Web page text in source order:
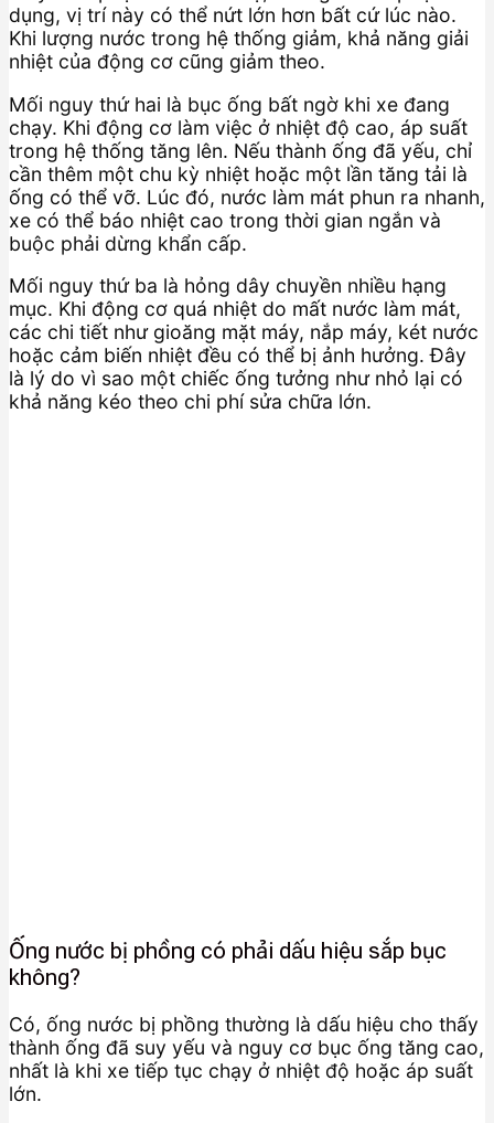
dụng, vị trí này có thể nứt lớn hơn bất cứ lúc nào.
Khi lượng nước trong hệ thống giảm, khả năng giải
nhiệt của động cơ cũng giảm theo.
Mối nguy thứ hai là bục ống bất ngờ khi xe đang
chạy. Khi động cơ làm việc ở nhiệt độ cao, áp suất
trong hệ thống tăng lên. Nếu thành ống đã yếu, chỉ
cần thêm một chu kỳ nhiệt hoặc một lần tăng tải là
ống có thể vỡ. Lúc đó, nước làm mát phun ra nhanh,
xe có thể báo nhiệt cao trong thời gian ngắn và
buộc phải dừng khẩn cấp.
Mối nguy thứ ba là hỏng dây chuyền nhiều hạng
mục. Khi động cơ quá nhiệt do mất nước làm mát,
các chi tiết như gioăng mặt máy, nắp máy, két nước
hoặc cảm biến nhiệt đều có thể bị ảnh hưởng. Đây
là lý do vì sao một chiếc ống tưởng như nhỏ lại có
khả năng kéo theo chi phí sửa chữa lớn.
Ống nước bị phồng có phải dấu hiệu sắp bục
không?
Có, ống nước bị phồng thường là dấu hiệu cho thấy
thành ống đã suy yếu và nguy cơ bục ống tăng cao,
nhất là khi xe tiếp tục chạy ở nhiệt độ hoặc áp suất
lớn.